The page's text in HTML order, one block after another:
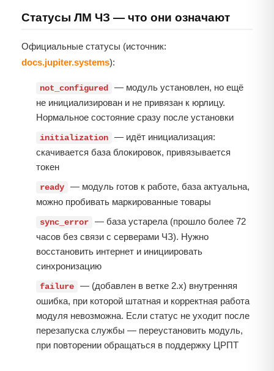
Статусы ЛМ ЧЗ — что они означают
Официальные статусы (источник:
docs.jupiter.systems):
not_configured
— модуль установлен, но ещё
не инициализирован и не привязан к юрлицу.
Нормальное состояние сразу после установки
initialization
— идёт инициализация:
скачивается база блокировок, привязывается
токен
ready
— модуль готов к работе, база актуальна,
можно пробивать маркированные товары
sync_error
— база устарела (прошло более 72
часов без связи с серверами ЧЗ). Нужно
восстановить интернет и инициировать
синхронизацию
failure
— (добавлен в ветке 2.x) внутренняя
ошибка, при которой штатная и корректная работа
модуля невозможна. Если статус не уходит после
перезапуска службы — переустановить модуль,
при повторении обращаться в поддержку ЦРПТ